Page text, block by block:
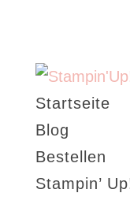
Startseite
Blog
Bestellen
Stampin’